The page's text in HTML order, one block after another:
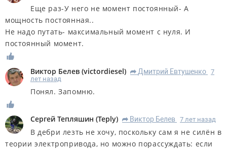
Еще раз-У него не момент постоянный- А
мощность постоянная..
Не надо путать- максимальный момент с нуля. И
постоянный момент.
Виктор Белев (victordiesel) R Дмитрий Евтушенко 7
лет назад
Понял. Запомню.
Сергей Тепляшин (Teply) R Виктор Белев 7 лет назад
В дебри лезть не хочу, поскольку сам я не силён в
теории электропривода, но можно порассуждать: если